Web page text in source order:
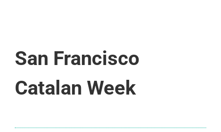
San Francisco
Catalan Week